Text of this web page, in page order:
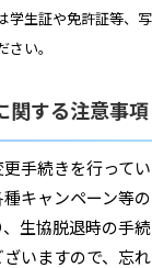
学生証や免許証等、
い。
関する注意事項
手続きを行って
キャンペーン等
生協脱退時の手
いますので、忘